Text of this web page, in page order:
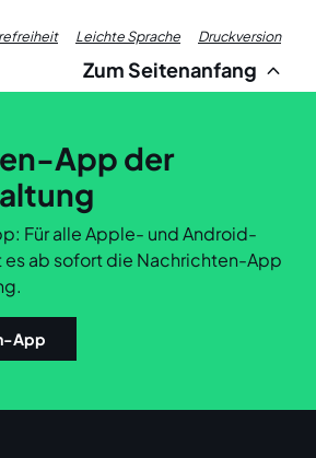
Leichte Sprache Druckversion
Zum Seitenanfang
App der
Für alle Apple- und Android-
ab sofort die Nachrichten-App
App